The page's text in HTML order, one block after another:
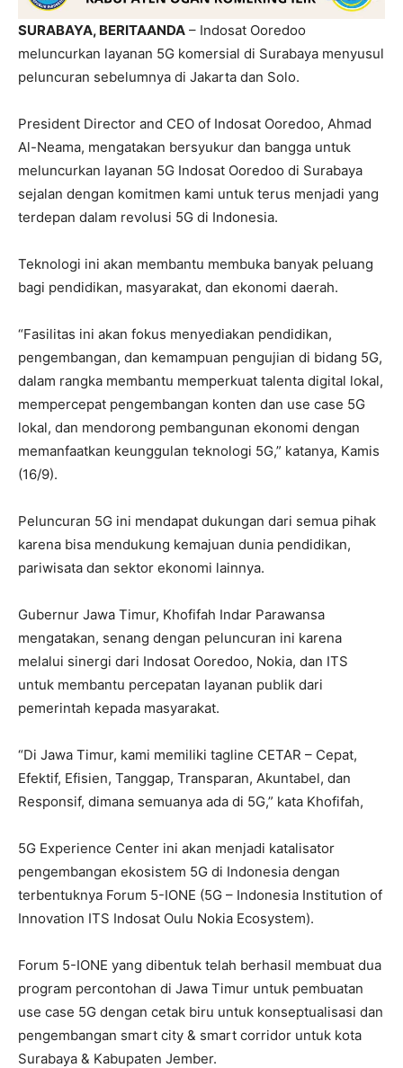
SURABAYA, BERITAANDA – Indosat Ooredoo
meluncurkan layanan 5G komersial di Surabaya menyusul
peluncuran sebelumnya di Jakarta dan Solo.
President Director and CEO of Indosat Ooredoo, Ahmad
Al-Neama, mengatakan bersyukur dan bangga untuk
meluncurkan layanan 5G Indosat Ooredoo di Surabaya
sejalan dengan komitmen kami untuk terus menjadi yang
terdepan dalam revolusi 5G di Indonesia.
Teknologi ini akan membantu membuka banyak peluang
bagi pendidikan, masyarakat, dan ekonomi daerah.
“Fasilitas ini akan fokus menyediakan pendidikan,
pengembangan, dan kemampuan pengujian di bidang 5G,
dalam rangka membantu memperkuat talenta digital lokal,
mempercepat pengembangan konten dan use case 5G
lokal, dan mendorong pembangunan ekonomi dengan
memanfaatkan keunggulan teknologi 5G,” katanya, Kamis
(16/9).
Peluncuran 5G ini mendapat dukungan dari semua pihak
karena bisa mendukung kemajuan dunia pendidikan,
pariwisata dan sektor ekonomi lainnya.
Gubernur Jawa Timur, Khofifah Indar Parawansa
mengatakan, senang dengan peluncuran ini karena
melalui sinergi dari Indosat Ooredoo, Nokia, dan ITS
untuk membantu percepatan layanan publik dari
pemerintah kepada masyarakat.
“Di Jawa Timur, kami memiliki tagline CETAR – Cepat,
Efektif, Efisien, Tanggap, Transparan, Akuntabel, dan
Responsif, dimana semuanya ada di 5G,” kata Khofifah,
5G Experience Center ini akan menjadi katalisator
pengembangan ekosistem 5G di Indonesia dengan
terbentuknya Forum 5-IONE (5G – Indonesia Institution of
Innovation ITS Indosat Oulu Nokia Ecosystem).
Forum 5-IONE yang dibentuk telah berhasil membuat dua
program percontohan di Jawa Timur untuk pembuatan
use case 5G dengan cetak biru untuk konseptualisasi dan
pengembangan smart city & smart corridor untuk kota
Surabaya & Kabupaten Jember.